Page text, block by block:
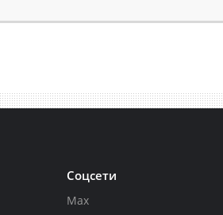
Соцсети
Max